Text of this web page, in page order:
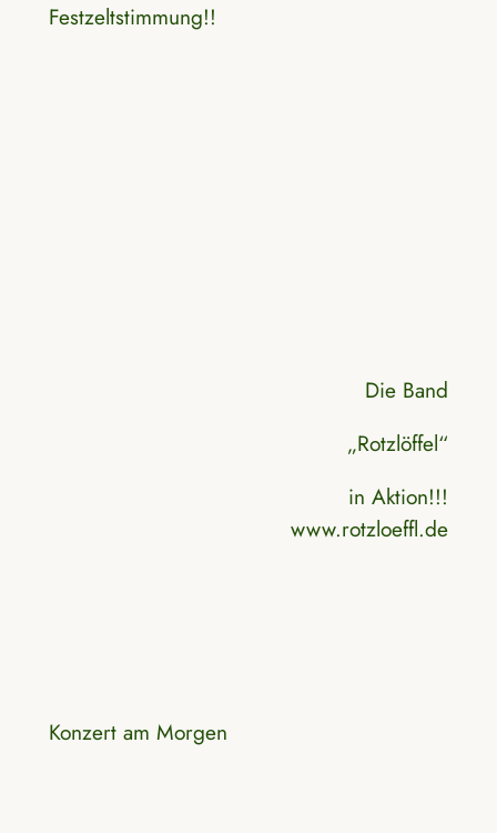
Festzeltstimmung!!
Die Band
„Rotzlöffel“
in Aktion!!!
www.rotzloeffl.de
Konzert am Morgen